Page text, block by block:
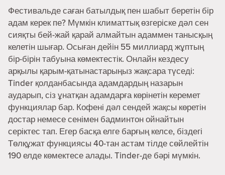
Фестивальде саған батылдық пен шабыт беретін бір
адам керек пе? Мүмкін климаттық өзгеріске дәл сен
сияқты бей-жай қарай алмайтын адаммен танысқың
келетін шығар. Осыған дейін 55 миллиард жұптың
бір-бірін табуына көмектестік. Онлайн кездесу
арқылы қарым-қатынастарыңыз жақсара түседі:
Tinder қолданбасында адамдардың назарын
аударып, сіз ұнатқан адамдарға көрінетін керемет
функциялар бар. Кофені дәл сендей жақсы көретін
достар немесе сенімен бадминтон ойнайтын
серіктес тап. Егер басқа елге барғың келсе, біздегі
Төлқұжат функциясы 40-тан астам тілде сөйлейтін
190 елде көмектесе алады. Tinder-де бәрі мүмкін.